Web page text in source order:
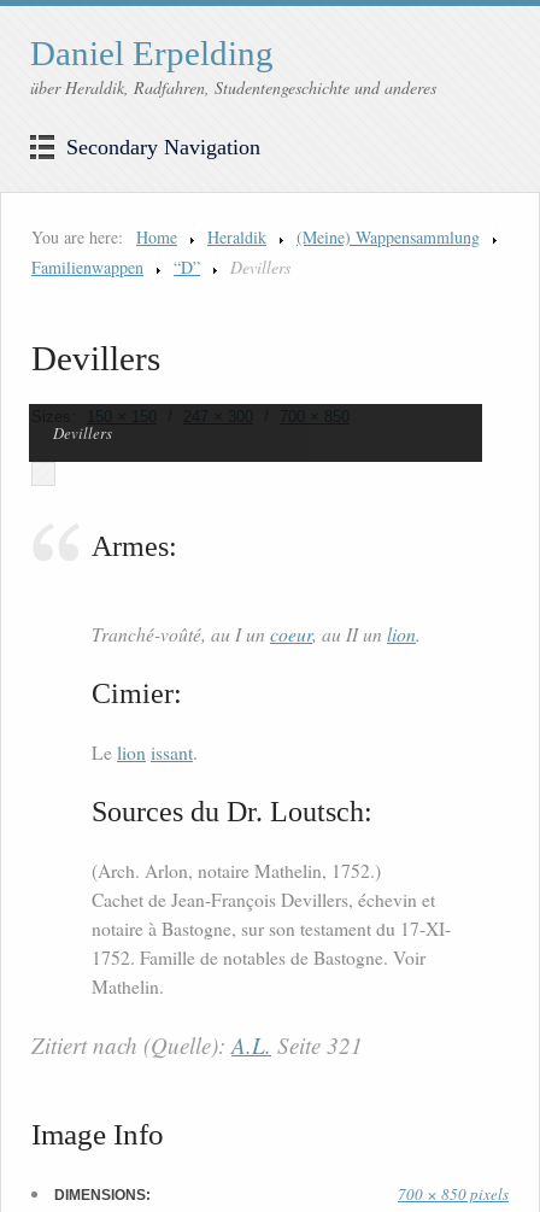
Daniel Erpelding
über Heraldik, Radfahren, Studentengeschichte und anderes
Secondary Navigation
You are here: Home Heraldik
(Meine) Wappensammlung
Familienwappen
“D” Devillers
Devillers
150 × 150 247 × 300 700 × 850
Devillers
Armes:
Tranché-voûté, au I un coeur, au II un lion.
Cimier:
Le lion issant.
Sources du Dr. Loutsch:
(Arch. Arlon, notaire Mathelin, 1752.)
Cachet de Jean-François Devillers, échevin et
notaire à Bastogne, sur son testament du 17-XI-
1752. Famille de notables de Bastogne. Voir
Mathelin.
Zitiert nach (Quelle):A.L. Seite 321
Image Info
DIMENSIONS: 700 × 850 pixels